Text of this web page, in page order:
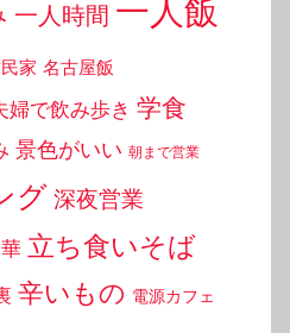
一人時間 一人飯
家 名古屋飯
婦で飲み歩き 学食
景色がいい 朝まで営業
グ 深夜営業
立ち食いそば
辛いもの 電源カフェ